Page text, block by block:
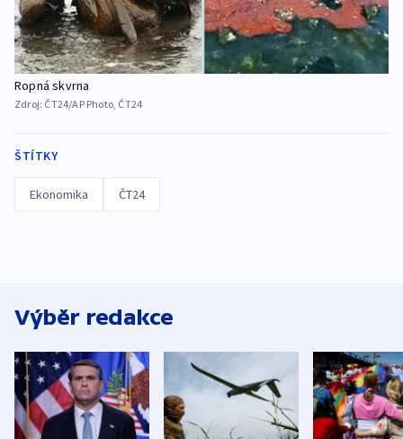
Ropná skvrna
Zdroj: ČT24/AP Photo, ČT24
ŠTÍTKY
Ekonomika ČT24
Výběr redakce